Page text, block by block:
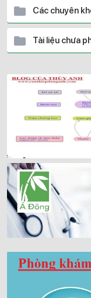
Các chuyên
Tài liệu chưa